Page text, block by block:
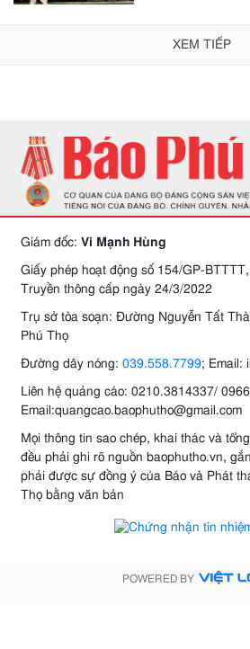
XEM TIẾP
Giám đốc: Vi Mạnh Hùng
Giấy phép hoạt động số 154/GP-
Truyền thông cấp ngày 24/3/2022
Trụ sở tòa soạn: Đường Nguyễn Tất
Phú Thọ
Đường dây nóng: 039.558.7799; Email:
Liên hệ quảng cáo: 0210.3814337/
Email:quangcao.baophutho@gmail.com
Mọi thông tin sao chép, khai thác và
đều phải ghi rõ nguồn baophutho.vn,
phải được sự đồng ý của Báo và Phát
Thọ bằng văn bản
POWERED BY